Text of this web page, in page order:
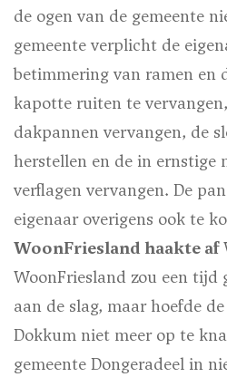
de ogen van de gemeente
gemeente verplicht de
betimmering van ramen en
kapotte ruiten te
dakpannen vervangen, de
herstellen en de in ernstige
verflagen vervangen. De
eigenaar overigens ook te
WoonFriesland haakte af
WoonFriesland zou een tijd
aan de slag, maar hoefde
Dokkum niet meer op te
gemeente Dongeradeel in